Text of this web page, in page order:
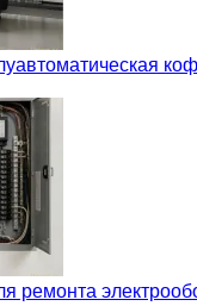
ремонта